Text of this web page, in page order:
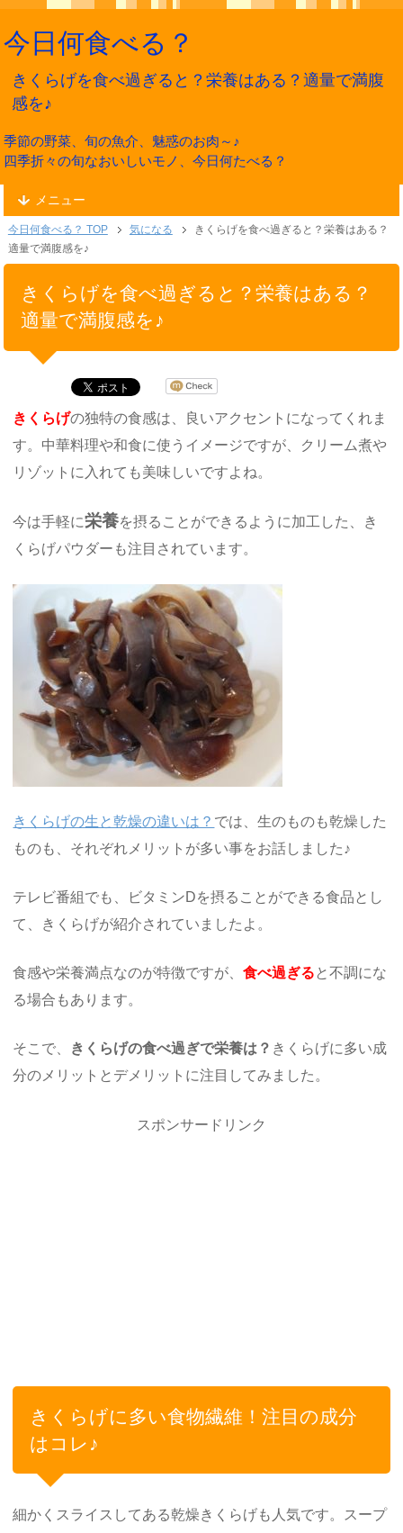
今日何食べる？
きくらげを食べ過ぎると？栄養はある？適量で満腹
感を♪
季節の野菜、旬の魚介、魅惑のお肉～♪
四季折々の旬なおいしいモノ、今日何たべる？
メニュー
今日何食べる？ TOP 気になる
きくらげを食べ過ぎると？栄養はある？
適量で満腹感を♪
きくらげを食べ過ぎると？栄養はある？
適量で満腹感を♪
きくらげの独特の食感は、良いアクセントになってくれま
す。中華料理や和食に使うイメージですが、クリーム煮や
リゾットに入れても美味しいですよね。
今は手軽に栄養を摂ることができるように加工した、き
くらげパウダーも注目されています。
きくらげの生と乾燥の違いは？ では、生のものも乾燥した
ものも、それぞれメリットが多い事をお話しました♪
テレビ番組でも、ビタミンDを摂ることができる食品とし
て、きくらげが紹介されていましたよ。
食感や栄養満点なのが特徴ですが、食べ過ぎる と不調にな
る場合もあります。
そこで、 きくらげの食べ過ぎで栄養は？ きくらげに多い成
分のメリットとデメリットに注目してみました。
スポンサードリンク
きくらげに多い食物繊維！注目の成分
はコレ♪
細かくスライスしてある乾燥きくらげも人気です。スープ